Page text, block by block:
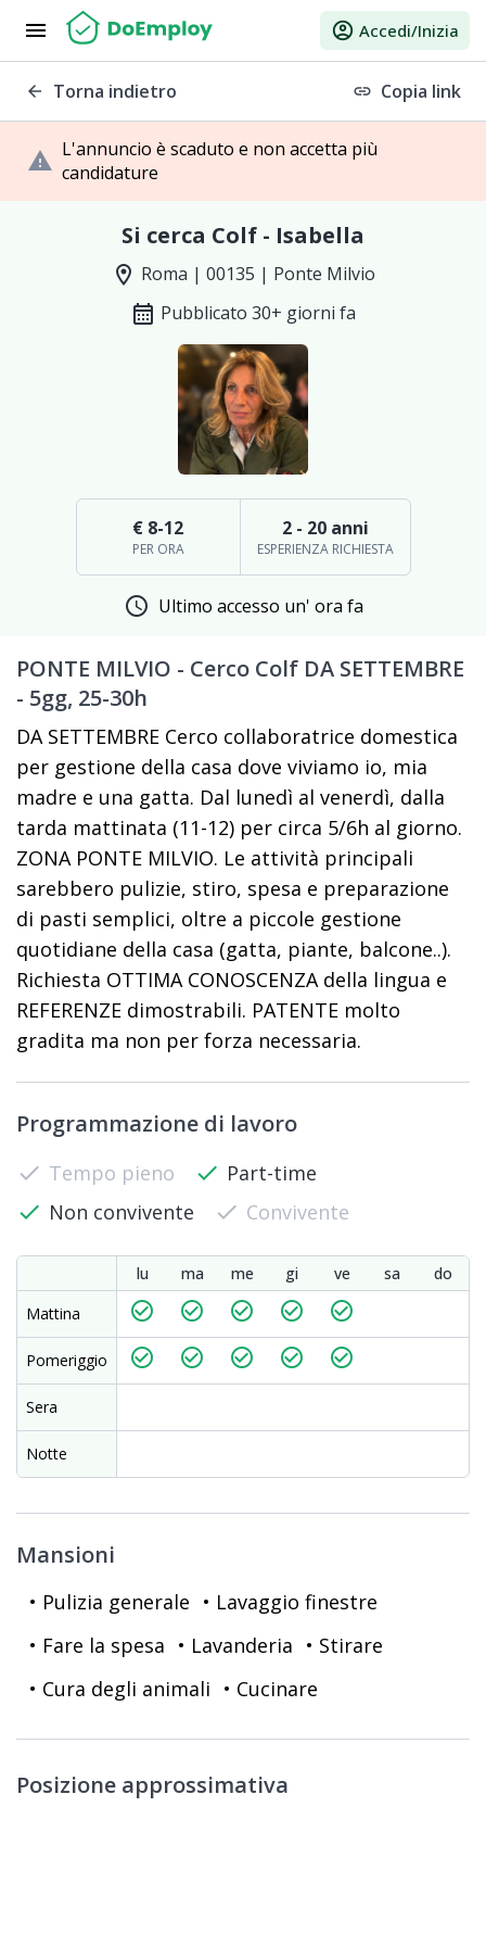
menu account_circle Accedi/Inizia
arrow_back Torna indietro link Copia link
warning L'annuncio è scaduto e non accetta più
candidature
Si cerca Colf - Isabella
location_on Roma | 00135 | Ponte Milvio
calendar_month Pubblicato 30+ giorni fa
€ 8-12
PER ORA
2 - 20 anni
ESPERIENZA RICHIESTA
schedule Ultimo accesso un' ora fa
PONTE MILVIO - Cerco Colf DA SETTEMBRE
- 5gg, 25-30h
DA SETTEMBRE Cerco collaboratrice domestica
per gestione della casa dove viviamo io, mia
madre e una gatta. Dal lunedì al venerdì, dalla
tarda mattinata (11-12) per circa 5/6h al giorno.
ZONA PONTE MILVIO. Le attività principali
sarebbero pulizie, stiro, spesa e preparazione
di pasti semplici, oltre a piccole gestione
quotidiane della casa (gatta, piante, balcone..).
Richiesta OTTIMA CONOSCENZA della lingua e
REFERENZE dimostrabili. PATENTE molto
gradita ma non per forza necessaria.
Programmazione di lavoro
check Tempo pieno check Part-time
check Non convivente check Convivente
lu ma me gi ve sa
do
Mattina
check_circle_outline check_circle_outline check_circle_outline check_circle_outline check_circle_outline
Pomeriggio check_circle_outline check_circle_outline check_circle_outline check_circle_outline check_circle_outline
Sera
Notte
Mansioni
• Pulizia generale • Lavaggio finestre
• Fare la spesa • Lavanderia • Stirare
• Cura degli animali • Cucinare
Posizione approssimativa